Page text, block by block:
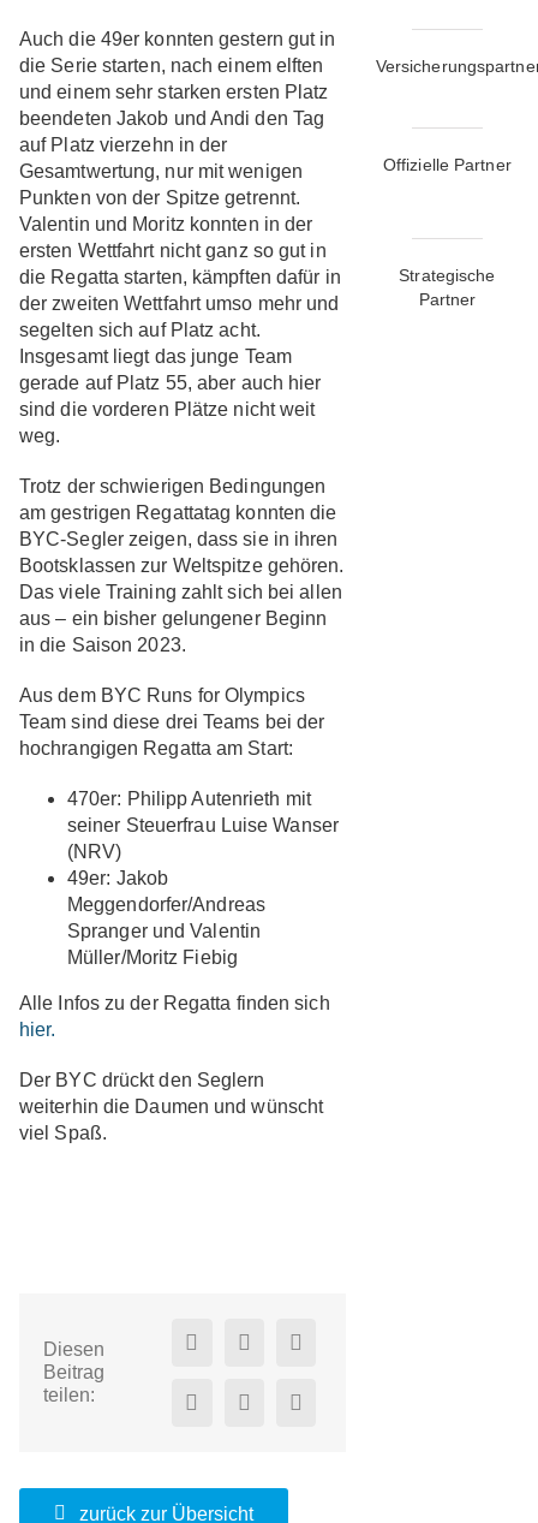
Auch die 49er konnten gestern gut in
die Serie starten, nach einem elften
und einem sehr starken ersten Platz
beendeten Jakob und Andi den Tag
auf Platz vierzehn in der
Gesamtwertung, nur mit wenigen
Punkten von der Spitze getrennt.
Valentin und Moritz konnten in der
ersten Wettfahrt nicht ganz so gut in
die Regatta starten, kämpften dafür in
der zweiten Wettfahrt umso mehr und
segelten sich auf Platz acht.
Insgesamt liegt das junge Team
gerade auf Platz 55, aber auch hier
sind die vorderen Plätze nicht weit
weg.
Trotz der schwierigen Bedingungen
am gestrigen Regattatag konnten die
BYC-Segler zeigen, dass sie in ihren
Bootsklassen zur Weltspitze gehören.
Das viele Training zahlt sich bei allen
aus – ein bisher gelungener Beginn
in die Saison 2023.
Aus dem BYC Runs for Olympics
Team sind diese drei Teams bei der
hochrangigen Regatta am Start:
470er: Philipp Autenrieth mit
seiner Steuerfrau Luise Wanser
(NRV)
49er: Jakob
Meggendorfer/Andreas
Spranger und Valentin
Müller/Moritz Fiebig
Alle Infos zu der Regatta finden sich
hier.
Der BYC drückt den Seglern
weiterhin die Daumen und wünscht
viel Spaß.
Diesen
Beitrag
teilen:
zurück zur Übersicht
Offizielle Partner
Strategische
Partner